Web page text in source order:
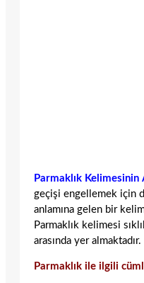
Parmaklık Kelimesinin
geçişi engellemek için
anlamına gelen bir
Parmaklık kelimesi
arasında yer almaktadır.
Parmaklık ile ilgili